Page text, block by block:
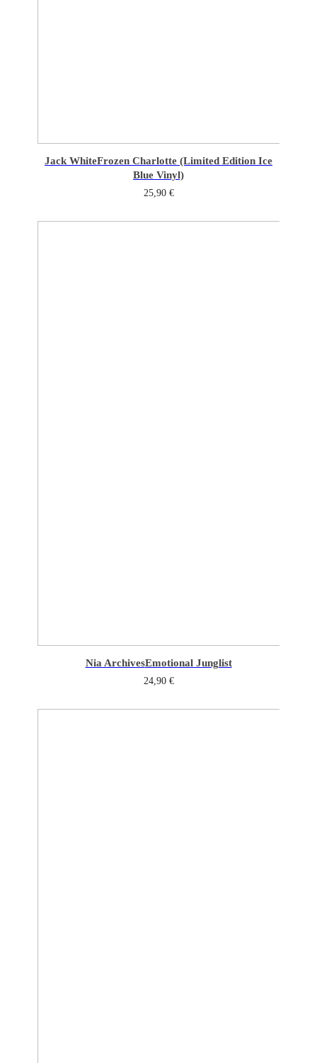
Jack WhiteFrozen Charlotte (Limited Edition Ice
Blue Vinyl)
25,90 €
Nia ArchivesEmotional Junglist
24,90 €